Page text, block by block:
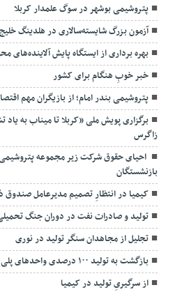
پتروشیمی بوشهر در سوگ علمدار کربلا
آزمون بزرگ شایسته‌سالاری در هلدینگ
بهره برداری از ایستگاه پایش
خبر خوبِ هنگام برای کشور
پتروشیمی بندر امام؛ از بازیگران مهم
برگزاری پویش ملی «کربلا تا میناب به
زاگرس
احیای حقوق شرکت زیر مجموعه
بازنشستگان
کیمیا در انتظارِ تصمیم مدیرعامل صندوق
تولید و صادرات نفت در دوران جنگ
تجلیل از مجاهدان سنگر تولید در نوری
بازگشت به تولید ۱۰۰ درصدی واحدهای پلی اتیلن آریاساسول
از سرگیریِ تولید در کیمیا